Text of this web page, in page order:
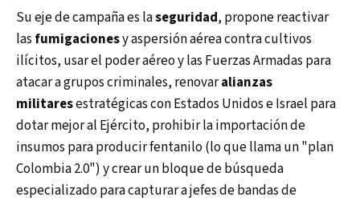
Su eje de campaña es laseguridad, propone reactivar
las fumigacionesy aspersión aérea contra cultivos
ilícitos, usar el poder aéreo y las Fuerzas Armadas para
atacar a grupos criminales, renovaralianzas
militaresestratégicas con Estados Unidos e Israel para
dotar mejor al Ejército, prohibir la importación de
insumos para producir fentanilo (lo que llama un "plan
Colombia 2.0") y crear un bloque de búsqueda
especializado para capturar a jefes de bandas de